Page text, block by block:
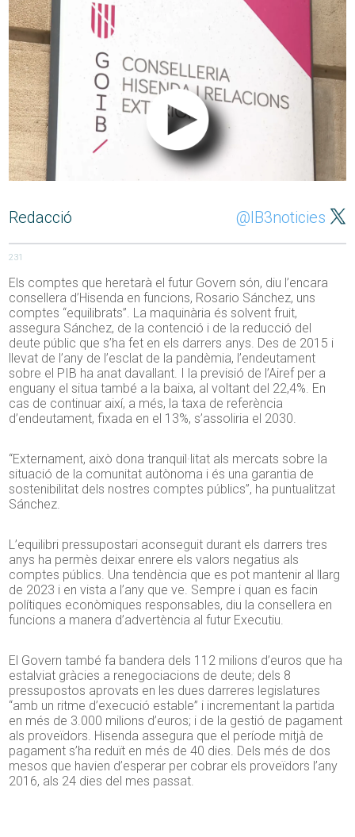
Redacció @IB3noticies
231
Els comptes que heretarà el futur Govern són, diu l’encara
consellera d’Hisenda en funcions, Rosario Sánchez, uns
comptes “equilibrats”. La maquinària és solvent fruit,
assegura Sánchez, de la contenció i de la reducció del
deute públic que s’ha fet en els darrers anys. Des de 2015 i
llevat de l’any de l’esclat de la pandèmia, l’endeutament
sobre el PIB ha anat davallant. I la previsió de l’Airef per a
enguany el situa també a la baixa, al voltant del 22,4%. En
cas de continuar així, a més, la taxa de referència
d’endeutament, fixada en el 13%, s’assoliria el 2030.
“Externament, això dona tranquil·litat als mercats sobre la
situació de la comunitat autònoma i és una garantia de
sostenibilitat dels nostres comptes públics”, ha puntualitzat
Sánchez.
L’equilibri pressupostari aconseguit durant els darrers tres
anys ha permès deixar enrere els valors negatius als
comptes públics. Una tendència que es pot mantenir al llarg
de 2023 i en vista a l’any que ve. Sempre i quan es facin
polítiques econòmiques responsables, diu la consellera en
funcions a manera d’advertència al futur Executiu.
El Govern també fa bandera dels 112 milions d’euros que ha
estalviat gràcies a renegociacions de deute; dels 8
pressupostos aprovats en les dues darreres legislatures
“amb un ritme d’execució estable” i incrementant la partida
en més de 3.000 milions d’euros; i de la gestió de pagament
als proveïdors. Hisenda assegura que el període mitjà de
pagament s’ha reduït en més de 40 dies. Dels més de dos
mesos que havien d’esperar per cobrar els proveïdors l’any
2016, als 24 dies del mes passat.